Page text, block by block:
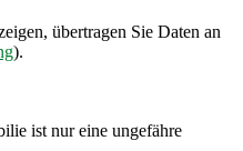
übertragen Sie Daten an
).
ist nur eine ungefähre